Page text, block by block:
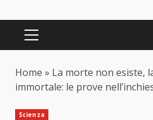
PRIMARY
Home » La morte non esiste,
immortale: le prove
Scienza